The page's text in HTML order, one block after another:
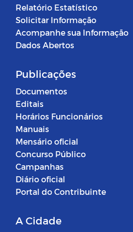
Relatório Estatístico
Solicitar Informação
Acompanhe sua Informação
Dados Abertos
Publicações
Documentos
Editais
Horários Funcionários
Manuais
Mensário oficial
Concurso Público
Campanhas
Diário oficial
Portal do Contribuinte
A Cidade